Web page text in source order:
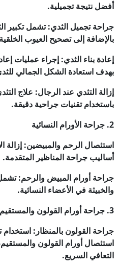
أفضل نتيجة تجميلية.
جراحة تجميل الثدي: تشمل تكبير
بالإضافة إلى تصحيح العيوب
إعادة بناء الثدي: إجراء عمليات
بهدف استعادة الشكل الجمالي
إزالة التثدي عند الرجال: علاج
باستخدام تقنيات جراحية دقيقة.
2. جراحة الأورام النسائية
استئصال الرحم والمبيضين: إزالة
أساليب جراحة المناظير المتقدمة.
جراحة أورام المبيض والرحم:
والخبيثة في الأعضاء النسائية.
3. جراحة أورام القولون والمستقيم
جراحة القولون بالمنظار: استخدام
استئصال أورام القولون
التعافي السريع.